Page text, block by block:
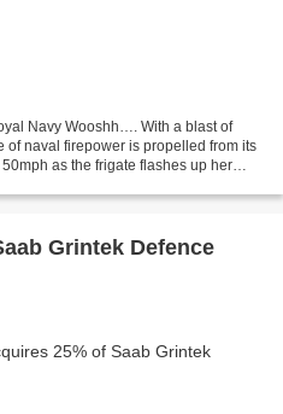
Navy Wooshh…. With a blast of
of naval firepower is propelled from its
as the frigate flashes up her
Grintek Defence